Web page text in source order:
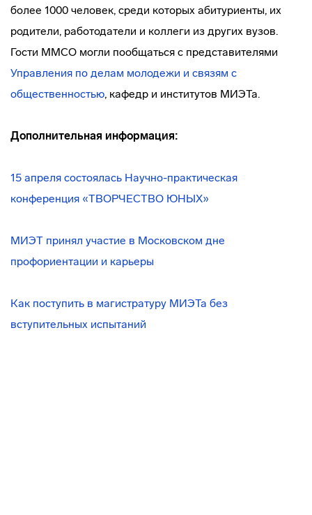
более 1000 человек, среди которых абитуриенты, их
родители, работодатели и коллеги из других вузов.
Гости ММСО могли пообщаться с представителями
Управления по делам молодежи и связям с
общественностью, кафедр и институтов МИЭТа.
Дополнительная информация:
15 апреля состоялась Научно-практическая
конференция «ТВОРЧЕСТВО ЮНЫХ»
МИЭТ принял участие в Московском дне
профориентации и карьеры
Как поступить в магистратуру МИЭТа без
вступительных испытаний